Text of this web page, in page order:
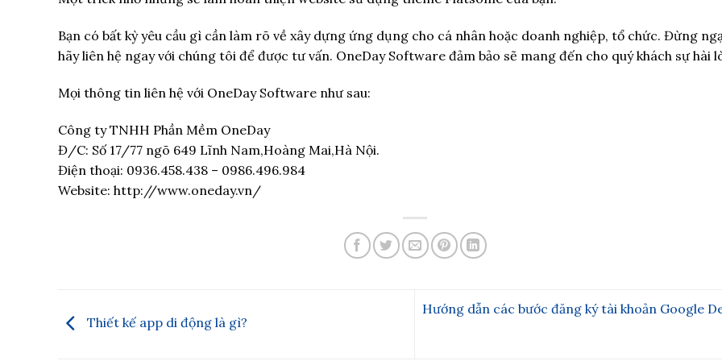
Bạn có bất kỳ yêu cầu gì cần làm rõ về xây dựng ứng dụng cho cá nhân hoặc doanh nghiệp, tổ chức. Đừng
hãy liên hệ ngay với chúng tôi để được tư vấn. OneDay Software đảm bảo sẽ mang đến cho quý khách sự hài
Mọi thông tin liên hệ với OneDay Software như sau:
Công ty TNHH Phần Mềm OneDay
Đ/C: Số 17/77 ngõ 649 Lĩnh Nam,Hoàng Mai,Hà Nội.
Điện thoại: 0936.458.438 – 0986.496.984
Website: http://www.oneday.vn/
Thiết kế app di động là gì?
Hướng dẫn các bước đăng ký tài khoản Google